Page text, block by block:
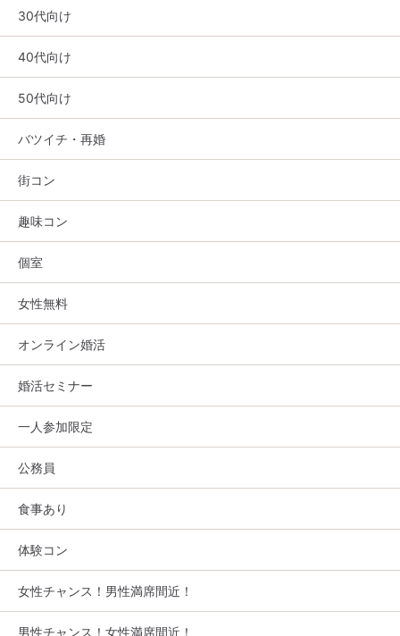
30代向け
40代向け
50代向け
バツイチ・再婚
街コン
趣味コン
個室
女性無料
オンライン婚活
婚活セミナー
一人参加限定
公務員
食事あり
体験コン
女性チャンス！男性満席間近！
男性チャンス！女性満席間近！